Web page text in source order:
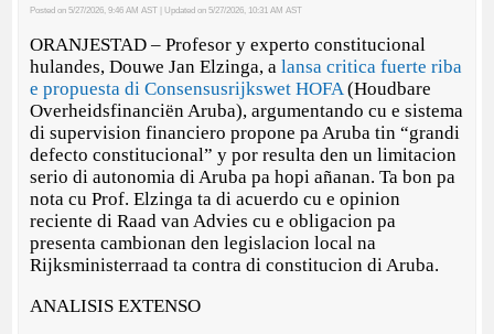
Posted on 5/27/2026, 9:46 AM AST | Updated on 5/27/2026, 10:31 AM AST
ORANJESTAD – Profesor y experto constitucional
hulandes, Douwe Jan Elzinga, a lansa critica fuerte riba
e propuesta di Consensusrijkswet HOFA(Houdbare
Overheidsfinanciën Aruba), argumentando cu e sistema
di supervision financiero propone pa Aruba tin “grandi
defecto constitucional” y por resulta den un limitacion
serio di autonomia di Aruba pa hopi añanan. Ta bon pa
nota cu Prof. Elzinga ta di acuerdo cu e opinion
reciente di Raad van Advies cu e obligacion pa
presenta cambionan den legislacion local na
Rijksministerraad ta contra di constitucion di Aruba.
ANALISIS EXTENSO